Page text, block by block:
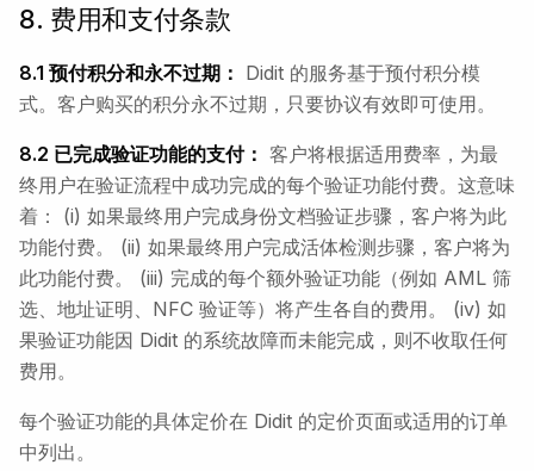
8. 费用和支付条款
8.1 预付积分和永不过期： Didit 的服务基于预付积分模
式。客户购买的积分永不过期，只要协议有效即可使用。
8.2 已完成验证功能的支付： 客户将根据适用费率，为最
终用户在验证流程中成功完成的每个验证功能付费。这意味
着： (i) 如果最终用户完成身份文档验证步骤，客户将为此
功能付费。 (ii) 如果最终用户完成活体检测步骤，客户将为
此功能付费。 (iii) 完成的每个额外验证功能（例如 AML 筛
选、地址证明、NFC 验证等）将产生各自的费用。 (iv) 如
果验证功能因 Didit 的系统故障而未能完成，则不收取任何
费用。
每个验证功能的具体定价在 Didit 的定价页面或适用的订单
中列出。